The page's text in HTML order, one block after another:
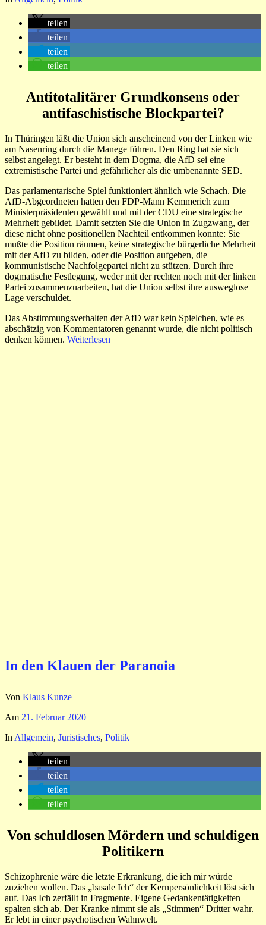
teilen
teilen
teilen
teilen
Antitotalitärer Grundkonsens oder
antifaschistische Blockpartei?
In Thüringen läßt die Union sich anscheinend von der Linken wie
am Nasenring durch die Manege führen. Den Ring hat sie sich
selbst angelegt. Er besteht in dem Dogma, die AfD sei eine
extremistische Partei und gefährlicher als die umbenannte SED.
Das parlamentarische Spiel funktioniert ähnlich wie Schach. Die
AfD-Abgeordneten hatten den FDP-Mann Kemmerich zum
Ministerpräsidenten gewählt und mit der CDU eine strategische
Mehrheit gebildet. Damit setzten Sie die Union in Zugzwang, der
diese nicht ohne positionellen Nachteil entkommen konnte: Sie
mußte die Position räumen, keine strategische bürgerliche Mehrheit
mit der AfD zu bilden, oder die Position aufgeben, die
kommunistische Nachfolgepartei nicht zu stützen. Durch ihre
dogmatische Festlegung, weder mit der rechten noch mit der linken
Partei zusammenzuarbeiten, hat die Union selbst ihre ausweglose
Lage verschuldet.
Das Abstimmungsverhalten der AfD war kein Spielchen, wie es
abschätzig von Kommentatoren genannt wurde, die nicht politisch
denken können. Weiterlesen
In den Klauen der Paranoia
Von Klaus Kunze
Am 21. Februar 2020
In Allgemein, Juristisches, Politik
teilen
teilen
teilen
teilen
Von schuldlosen Mördern und schuldigen
Politikern
Schizophrenie wäre die letzte Erkrankung, die ich mir würde
zuziehen wollen. Das „basale Ich“ der Kernpersönlichkeit löst sich
auf. Das Ich zerfällt in Fragmente. Eigene Gedankentätigkeiten
spalten sich ab. Der Kranke nimmt sie als „Stimmen“ Dritter wahr.
Er lebt in einer psychotischen Wahnwelt.